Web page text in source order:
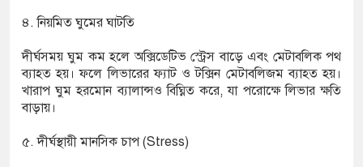
৪. নিয়মিত ঘুমের ঘাটতি
দীর্ঘসময় ঘুম কম হলে অক্সিডেটিভ স্ট্রেস বাড়ে এবং মেটাবলিক পথ
ব্যাহত হয়। ফলে লিভারের ফ্যাট ও টক্সিন মেটাবলিজম ব্যাহত হয়।
খারাপ ঘুম হরমোন ব্যালান্সও বিঘ্নিত করে, যা পরোক্ষে লিভার ক্ষতি
বাড়ায়।
৫. দীর্ঘস্থায়ী মানসিক চাপ (Stress)